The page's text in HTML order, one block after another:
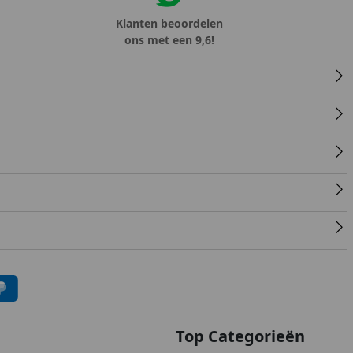
Klanten beoordelen
ons met een 9,6!
Top Categorieën